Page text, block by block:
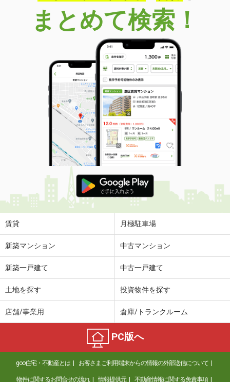
まとめて検索！
賃貸 月極駐車場
新築マンション 中古マンション
新築一戸建て 中古一戸建て
土地を探す 投資物件を探す
店舗/事業用 倉庫/トランクルーム
PC版へ
goo住宅・不動産とは お客さまご利用端末からの情報の外部送信について
物件に関するお問合せの流れ 情報提供元 不動産情報に関する免責事項